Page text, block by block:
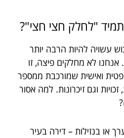
"לחלק חצי חצי"?
עשויה להיות הרבה יותר
לא מחלקים פיצה, זו
ואישית שמורכבת ממספר
וגם זיכרונות. למה אסור
או בנזילות – דירה בעיר